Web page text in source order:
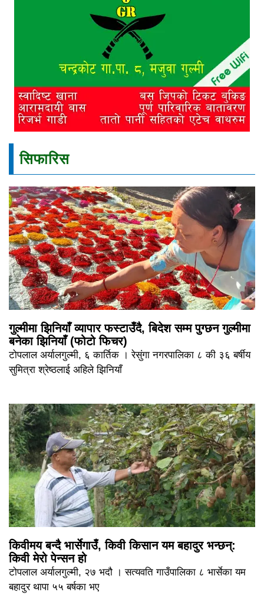
सिफारिस
गुल्मीमा झिनियाँ व्यापार फस्टाउँदै, बिदेश सम्म पुग्छन गुल्मीमा
बनेका झिनियाँ (फोटो फिचर)
टोपलाल अर्यालगुल्मी, ६ कार्तिक । रेसुंगा नगरपालिका ८ की ३६ बर्षीय
सुमित्रा श्रेष्ठलाई अहिले झिनियाँ
किवीमय बन्दै भार्सेगाउँ, किवी किसान यम बहादुर भन्छन्:
किवी मेरो पेन्सन हो
टोपलाल अर्यालगुल्मी, २७ भदौ । सत्यवति गाउँपालिका ८ भार्सेका यम
बहादुर थापा ५५ बर्षका भए